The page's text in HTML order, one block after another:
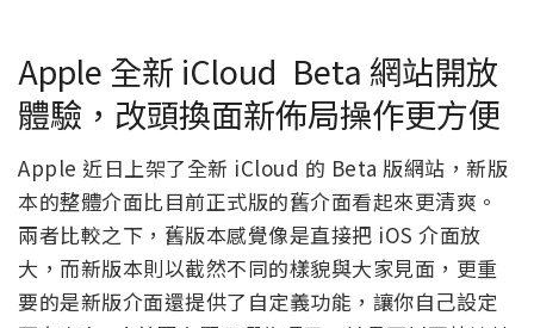
Apple 全新 iCloud Beta 網站開放
體驗，改頭換面新佈局操作更方便
Apple 近日上架了全新 iCloud 的 Beta 版網站，新版
本的整體介面比目前正式版的舊介面看起來更清爽。
兩者比較之下，舊版本感覺像是直接把 iOS 介面放
大，而新版本則以截然不同的樣貌與大家見面，更重
要的是新版介面還提供了自定義功能，讓你自己設定